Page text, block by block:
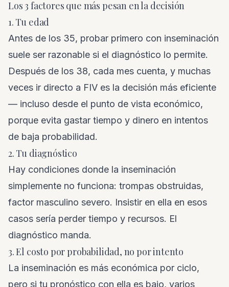
Los 3 factores que más pesan en la decisión
1. Tu edad
Antes de los 35, probar primero con inseminación
suele ser razonable si el diagnóstico lo permite.
Después de los 38, cada mes cuenta, y muchas
veces ir directo a FIV es la decisión más eficiente
— incluso desde el punto de vista económico,
porque evita gastar tiempo y dinero en intentos
de baja probabilidad.
2. Tu diagnóstico
Hay condiciones donde la inseminación
simplemente no funciona: trompas obstruidas,
factor masculino severo. Insistir en ella en esos
casos sería perder tiempo y recursos. El
diagnóstico manda.
3. El costo por probabilidad, no por intento
La inseminación es más económica por ciclo,
pero si tu pronóstico con ella es bajo, varios